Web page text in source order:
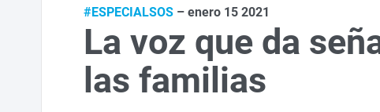
#ESPECIALSOS – enero 15 2021
La voz que da
las familias